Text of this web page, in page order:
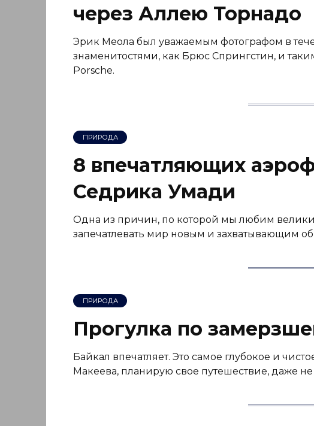
через Аллею Торнадо
Эрик Меола был уважаемым фотографом в
знаменитостями, как Брюс Спрингстин, и
Porsche.
ПРИРОДА
8 впечатляющих
Седрика Умади
Одна из причин, по которой мы любим
запечатлевать мир новым и захватывающим
ПРИРОДА
Прогулка по
Байкал впечатляет. Это самое глубокое и
Макеева, планирую свое путешествие, даже